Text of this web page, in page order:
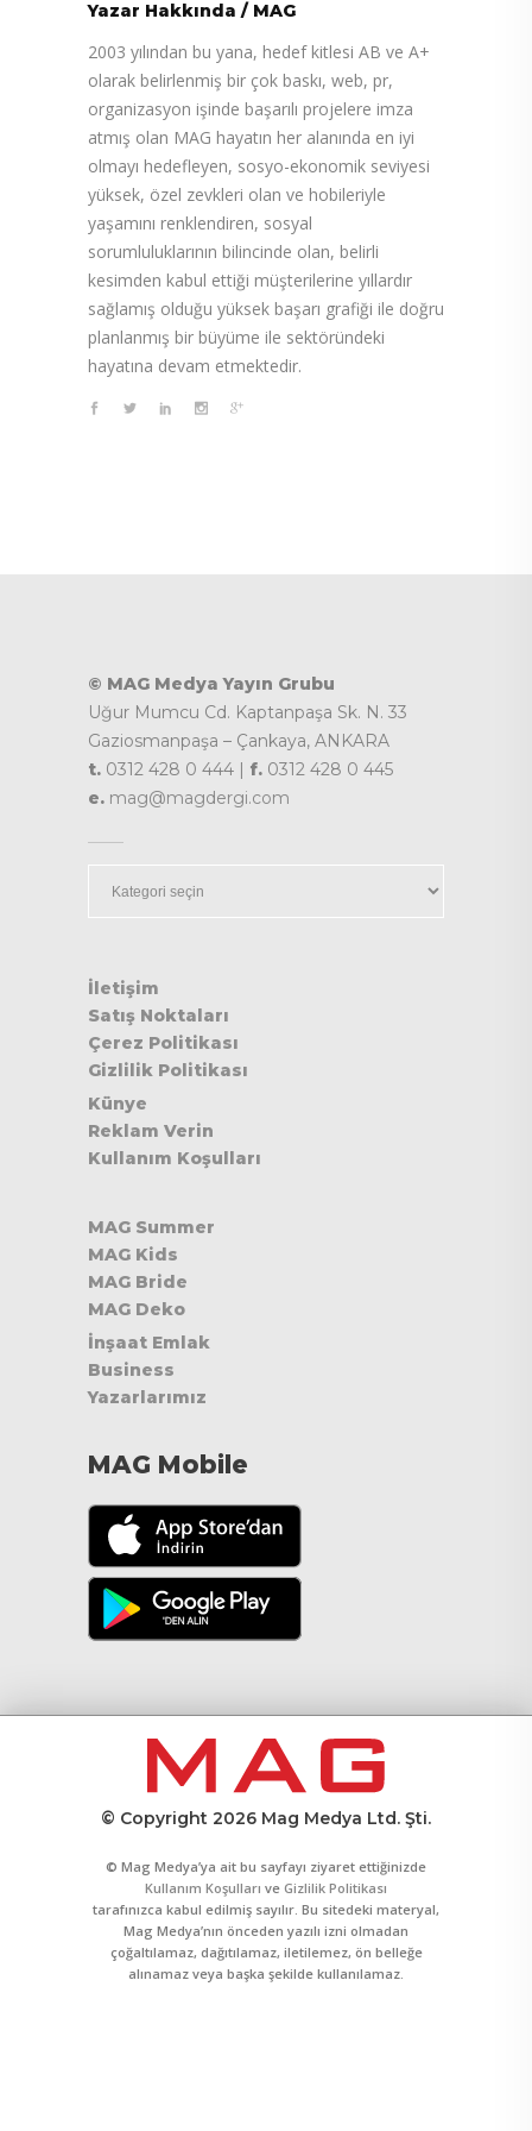
Yazar Hakkında / MAG
2003 yılından bu yana, hedef kitlesi AB ve A+
olarak belirlenmiş bir çok baskı, web, pr,
organizasyon işinde başarılı projelere imza
atmış olan MAG hayatın her alanında en iyi
olmayı hedefleyen, sosyo-ekonomik seviyesi
yüksek, özel zevkleri olan ve hobileriyle
yaşamını renklendiren, sosyal
sorumluluklarının bilincinde olan, belirli
kesimden kabul ettiği müşterilerine yıllardır
sağlamış olduğu yüksek başarı grafiği ile doğru
planlanmış bir büyüme ile sektöründeki
hayatına devam etmektedir.
© MAG Medya Yayın Grubu
Uğur Mumcu Cd. Kaptanpaşa Sk. N. 33
Gaziosmanpaşa – Çankaya, ANKARA
t. 0312 428 0 444 | f. 0312 428 0 445
e. mag@magdergi.com
İletişim
Satış Noktaları
Çerez Politikası
Gizlilik Politikası
Künye
Reklam Verin
Kullanım Koşulları
MAG Summer
MAG Kids
MAG Bride
MAG Deko
İnşaat Emlak
Business
Yazarlarımız
MAG Mobile
© Copyright 2026 Mag Medya Ltd. Şti.
© Mag Medya’ya ait bu sayfayı ziyaret ettiğinizde
Kullanım Koşulları ve Gizlilik Politikası
tarafınızca kabul edilmiş sayılır. Bu sitedeki materyal,
Mag Medya’nın önceden yazılı izni olmadan
çoğaltılamaz, dağıtılamaz, iletilemez, ön belleğe
alınamaz veya başka şekilde kullanılamaz.